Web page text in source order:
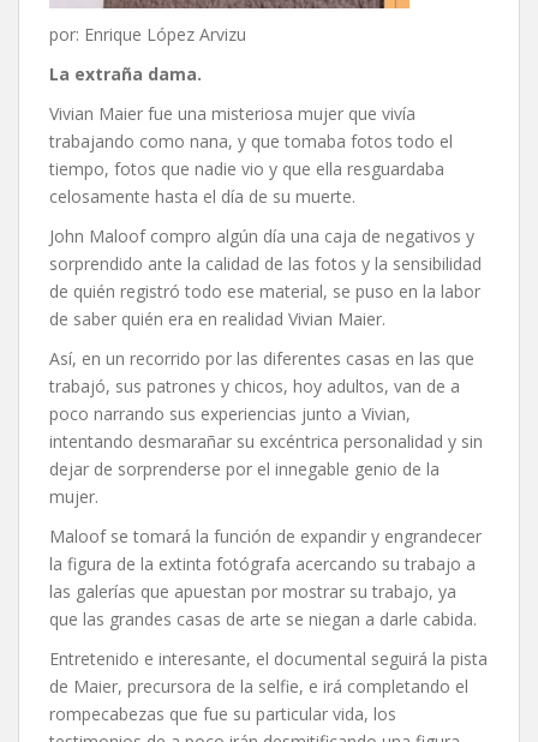
por: Enrique López Arvizu
La extraña dama.
Vivian Maier fue una misteriosa mujer que vivía
trabajando como nana, y que tomaba fotos todo el
tiempo, fotos que nadie vio y que ella resguardaba
celosamente hasta el día de su muerte.
John Maloof compro algún día una caja de negativos y
sorprendido ante la calidad de las fotos y la sensibilidad
de quién registró todo ese material, se puso en la labor
de saber quién era en realidad Vivian Maier.
Así, en un recorrido por las diferentes casas en las que
trabajó, sus patrones y chicos, hoy adultos, van de a
poco narrando sus experiencias junto a Vivian,
intentando desmarañar su excéntrica personalidad y sin
dejar de sorprenderse por el innegable genio de la
mujer.
Maloof se tomará la función de expandir y engrandecer
la figura de la extinta fotógrafa acercando su trabajo a
las galerías que apuestan por mostrar su trabajo, ya
que las grandes casas de arte se niegan a darle cabida.
Entretenido e interesante, el documental seguirá la pista
de Maier, precursora de la selfie, e irá completando el
rompecabezas que fue su particular vida, los